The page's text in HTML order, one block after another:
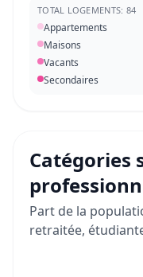
TOTAL LOGEMENTS: 84
Appartements
Maisons
Vacants
Secondaires
Catégories
Part de la
retraitée,